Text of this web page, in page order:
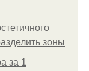
зоны
за 1